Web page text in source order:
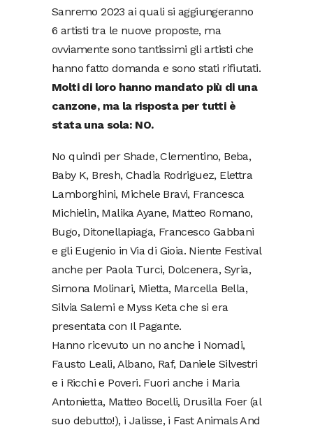
Sanremo 2023 ai quali si aggiungeranno
6 artisti tra le nuove proposte, ma
ovviamente sono tantissimi gli artisti che
hanno fatto domanda e sono stati rifiutati.
Molti di loro hanno mandato più di una
canzone, ma la risposta per tutti è
stata una sola: NO.
No quindi per Shade, Clementino, Beba,
Baby K, Bresh, Chadia Rodriguez, Elettra
Lamborghini, Michele Bravi, Francesca
Michielin, Malika Ayane, Matteo Romano,
Bugo, Ditonellapiaga, Francesco Gabbani
e gli Eugenio in Via di Gioia. Niente Festival
anche per Paola Turci, Dolcenera, Syria,
Simona Molinari, Mietta, Marcella Bella,
Silvia Salemi e Myss Keta che si era
presentata con Il Pagante.
Hanno ricevuto un no anche i Nomadi,
Fausto Leali, Albano, Raf, Daniele Silvestri
e i Ricchi e Poveri. Fuori anche i Maria
Antonietta, Matteo Bocelli, Drusilla Foer (al
suo debutto!), i Jalisse, i Fast Animals And